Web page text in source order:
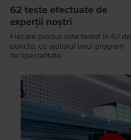
62 teste efectuate de
experții noștri
Fiecare produs este testat în 62 de
puncte, cu ajutorul unui program
de specialitate.